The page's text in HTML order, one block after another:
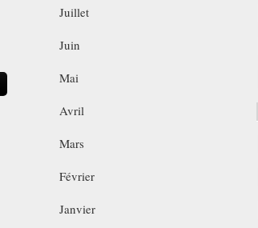
Juillet
Juin
Mai
Avril
Mars
Février
Janvier